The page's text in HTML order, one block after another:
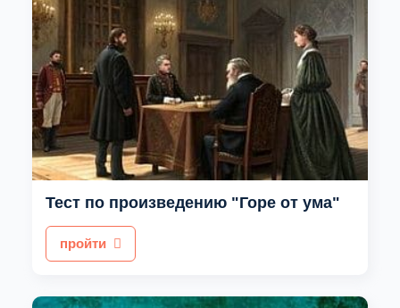
Тест по произведению "Горе от ума"
пройти